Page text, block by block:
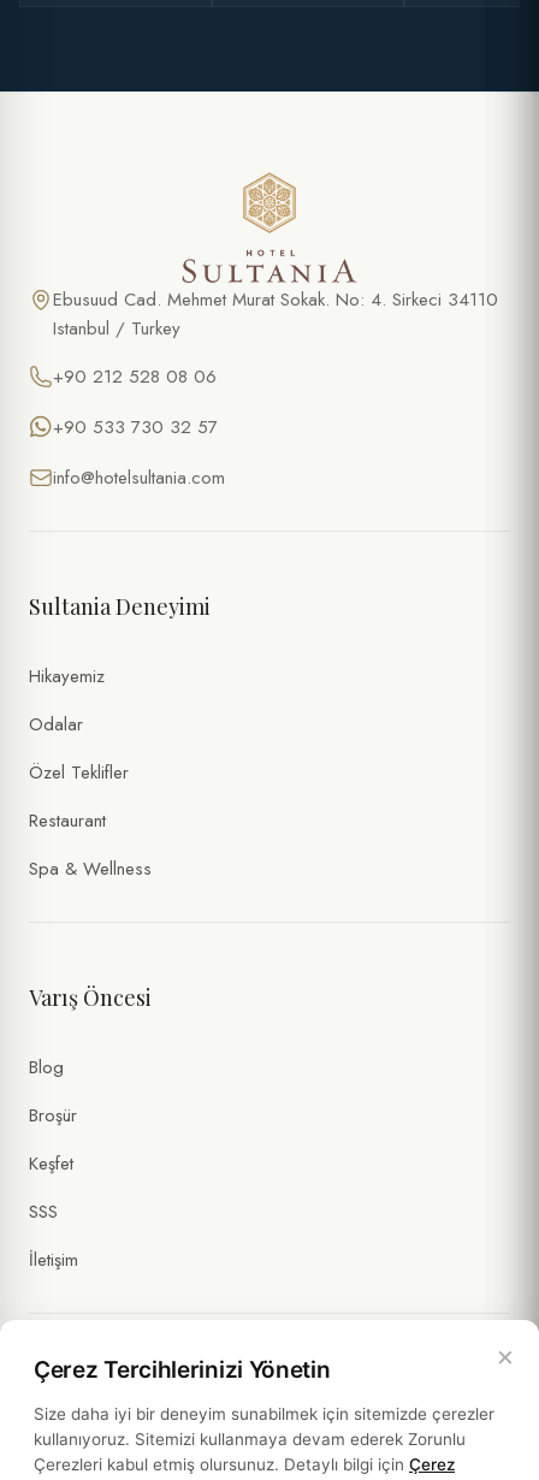
Ebusuud Cad. Mehmet Murat Sokak. No: 4. Sirkeci 34110
Istanbul / Turkey
+90 212 528 08 06
+90 533 730 32 57
info@hotelsultania.com
Sultania Deneyimi
Hikayemiz
Odalar
Özel Teklifler
Restaurant
Spa & Wellness
Varış Öncesi
Blog
Broşür
Keşfet
SSS
İletişim
Yasal Bilgiler
Politikalar
×
Çerez Tercihlerinizi Yönetin
Size daha iyi bir deneyim sunabilmek için sitemizde çerezler
kullanıyoruz. Sitemizi kullanmaya devam ederek Zorunlu
Çerezleri kabul etmiş olursunuz. Detaylı bilgi için Çerez